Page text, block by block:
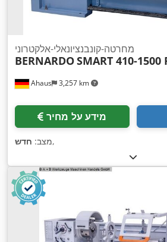
Ahaus 3,257 km
מחרטה-קונבנציונאלי-אלקטרוני
BERNARDOSMART 410-1500
מידע על מחיר
מצב: חדש ,